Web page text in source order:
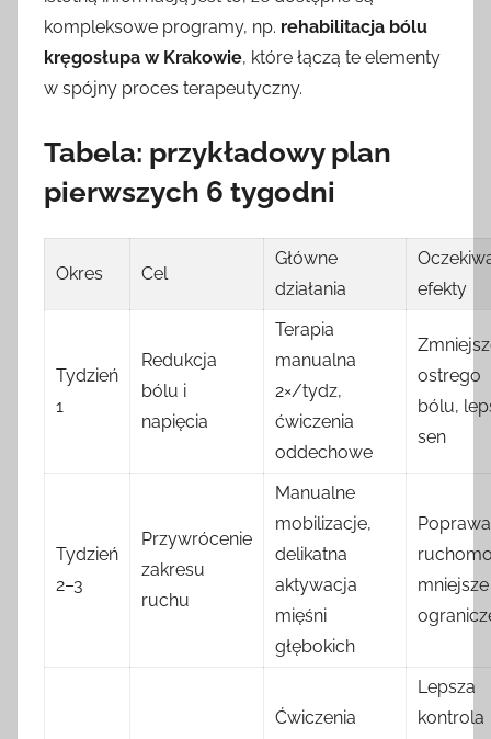
kompleksowe programy, np. rehabilitacja bólu
kręgosłupa w Krakowie, które łączą te elementy
w spójny proces terapeutyczny.
Tabela: przykładowy plan
pierwszych 6 tygodni
Okres Cel
Główne
działania
efekty
Tydzień
1
Redukcja
bólu i
napięcia
Terapia
manualna
2×/tydz,
ćwiczenia
oddechowe
ostrego
bólu,
sen
Tydzień
2–3
Przywrócenie
zakresu
ruchu
Manualne
mobilizacje,
delikatna
aktywacja
mięśni
głębokich
Poprawa
mniejsze
Ćwiczenia
Lepsza
kontrola